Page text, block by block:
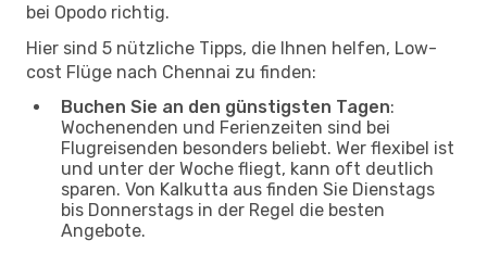
bei Opodo richtig.
Hier sind 5 nützliche Tipps, die Ihnen helfen, Low-
cost Flüge nach Chennai zu finden:
Buchen Sie an den günstigsten Tagen:
Wochenenden und Ferienzeiten sind bei
Flugreisenden besonders beliebt. Wer flexibel ist
und unter der Woche fliegt, kann oft deutlich
sparen. Von Kalkutta aus finden Sie Dienstags
bis Donnerstags in der Regel die besten
Angebote.